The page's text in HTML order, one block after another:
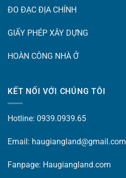
ĐO ĐẠC ĐỊA CHÍNH
GIẤY PHÉP XÂY DỰNG
HOÀN CÔNG NHÀ Ở
KẾT NỐI VỚI CHÚNG TÔI
Hotline: 0939.0939.65
Email: haugiangland@gmail.com
Fanpage: Haugiangland.com